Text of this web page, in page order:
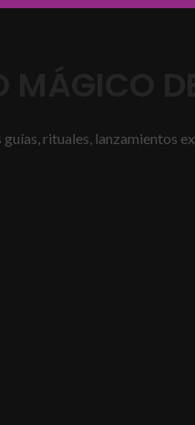
rituales, lanzamientos